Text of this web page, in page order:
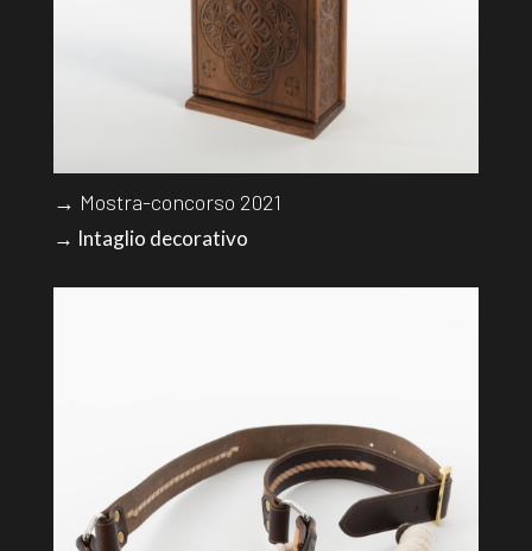
→ Mostra-concorso 2021
→ Intaglio decorativo